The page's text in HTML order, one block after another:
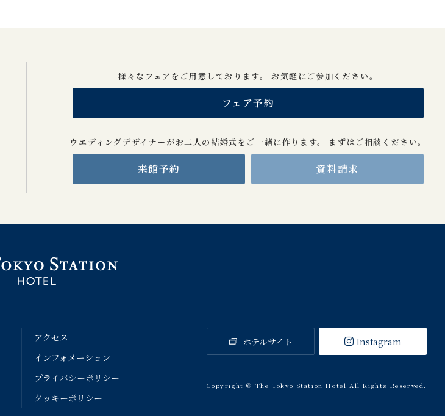
様々なフェアをご用意しております。 お気軽にご参加ください。
フェア予約
ウエディングデザイナーがお二人の結婚式をご一緒に作ります。 まずはご相談ください。
来館予約 資料請求
アクセス
インフォメーション
プライバシーポリシー
クッキーポリシー
ホテルサイト Instagram
Copyright © The Tokyo Station Hotel All Rights Reserved.